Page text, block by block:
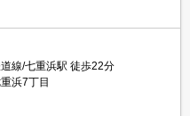
線/七重浜駅 徒歩22分
浜7丁目